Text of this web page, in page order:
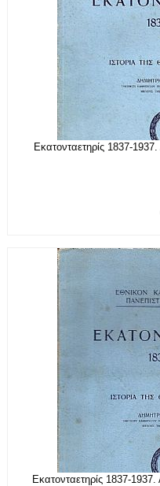
Εκατονταετηρίς 1837-
Εκατονταετηρίς 1837-1937.